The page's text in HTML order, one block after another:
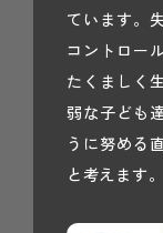
ています。
コントロー
たくましく
弱な子ども
うに努める
と考えま